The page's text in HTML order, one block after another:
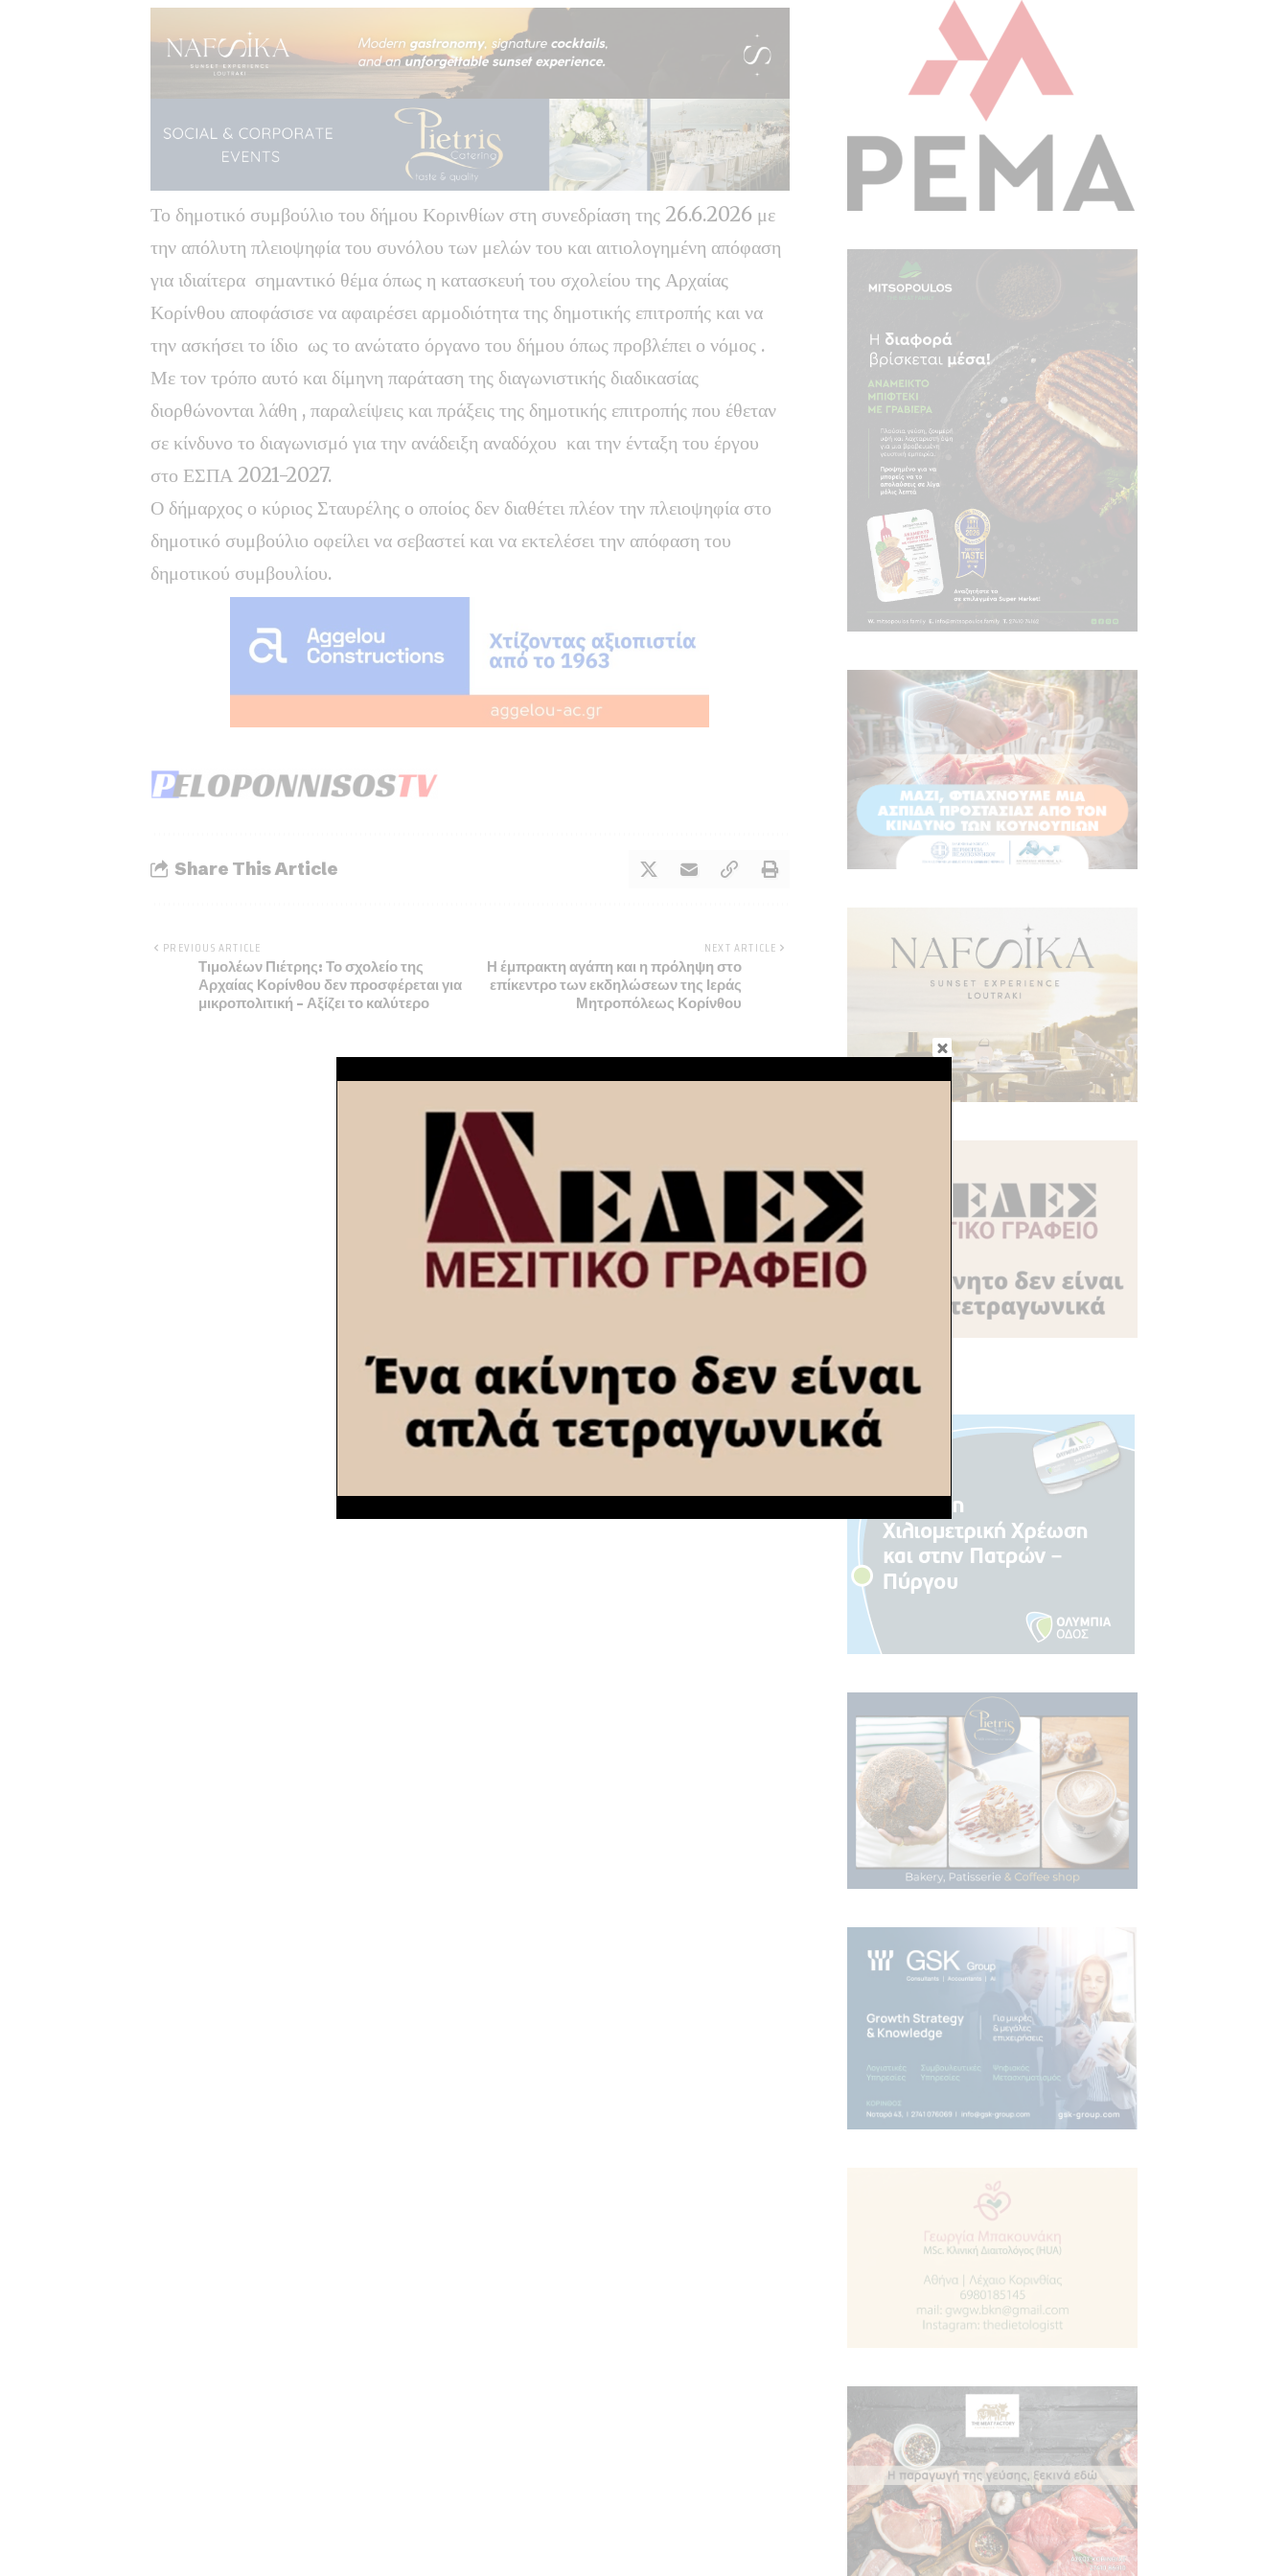
Το δημοτικό συμβούλιο του δήμου Κορινθίων στη συνεδρίαση της 26.6.2026 με
την απόλυτη πλειοψηφία του συνόλου των μελών του και αιτιολογημένη απόφαση
για ιδιαίτερα σημαντικό θέμα όπως η κατασκευή του σχολείου της Αρχαίας
Κορίνθου αποφάσισε να αφαιρέσει αρμοδιότητα της δημοτικής επιτροπής και να
την ασκήσει το ίδιο ως το ανώτατο όργανο του δήμου όπως προβλέπει ο νόμος .
Με τον τρόπο αυτό και δίμηνη παράταση της διαγωνιστικής διαδικασίας
διορθώνονται λάθη , παραλείψεις και πράξεις της δημοτικής επιτροπής που έθεταν
σε κίνδυνο το διαγωνισμό για την ανάδειξη αναδόχου και την ένταξη του έργου
στο ΕΣΠΑ 2021-2027.
Ο δήμαρχος ο κύριος Σταυρέλης ο οποίος δεν διαθέτει πλέον την πλειοψηφία στο
δημοτικό συμβούλιο οφείλει να σεβαστεί και να εκτελέσει την απόφαση του
δημοτικού συμβουλίου.
Share This Article
PREVIOUS ARTICLE
Τιμολέων Πιέτρης: Το σχολείο της
Αρχαίας Κορίνθου δεν προσφέρεται για
μικροπολιτική – Αξίζει το καλύτερο
NEXT ARTICLE
Η έμπρακτη αγάπη και η πρόληψη στο
επίκεντρο των εκδηλώσεων της Ιεράς
Μητροπόλεως Κορίνθου